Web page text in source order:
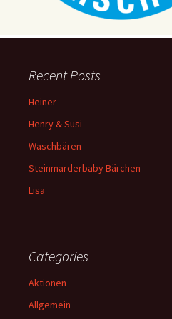
Recent Posts
Heiner
Henry & Susi
Waschbären
Steinmarderbaby Bärchen
Lisa
Categories
Aktionen
Allgemein